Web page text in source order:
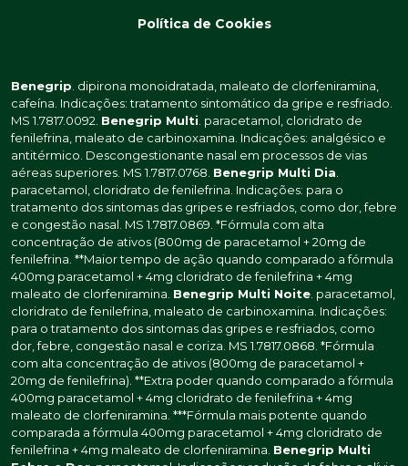
Política de Cookies
Benegrip . dipirona monoidratada, maleato de clorfeniramina,
cafeína. Indicações: tratamento sintomático da gripe e resfriado.
MS 1.7817.0092. Benegrip Multi . paracetamol, cloridrato de
fenilefrina, maleato de carbinoxamina. Indicações: analgésico e
antitérmico. Descongestionante nasal em processos de vias
aéreas superiores. MS 1.7817.0768. Benegrip Multi Dia
paracetamol, cloridrato de fenilefrina. Indicações: para o
tratamento dos sintomas das gripes e resfriados, como dor, febre
e congestão nasal. MS 1.7817.0869. *Fórmula com alta
concentração de ativos (800mg de paracetamol + 20mg de
fenilefrina. **Maior tempo de ação quando comparado a fórmula
400mg paracetamol + 4mg cloridrato de fenilefrina + 4mg
maleato de clorfeniramina. Benegrip Multi Noite . paracetamol,
cloridrato de fenilefrina, maleato de carbinoxamina. Indicações:
para o tratamento dos sintomas das gripes e resfriados, como
dor, febre, congestão nasal e coriza. MS 1.7817.0868. *Fórmula
com alta concentração de ativos (800mg de paracetamol +
20mg de fenilefrina). **Extra poder quando comparado a fórmula
400mg paracetamol + 4mg cloridrato de fenilefrina + 4mg
maleato de clorfeniramina. ***Fórmula mais potente quando
comparada a fórmula 400mg paracetamol + 4mg cloridrato de
fenilefrina + 4mg maleato de clorfeniramina. Benegrip Multi